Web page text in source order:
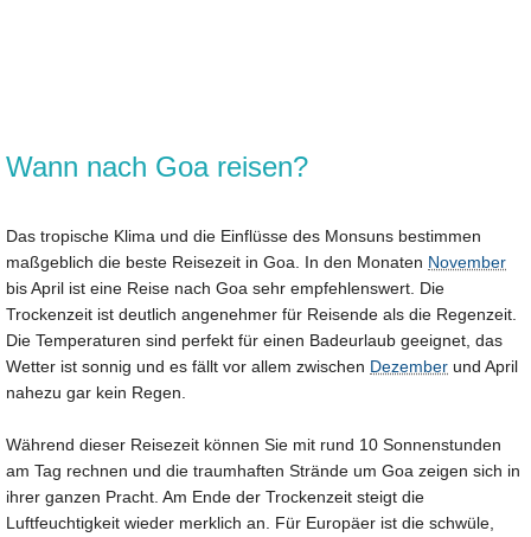
Wann nach Goa reisen?
Das tropische Klima und die Einflüsse des Monsuns bestimmen
maßgeblich die beste Reisezeit in Goa. In den Monaten November
bis April ist eine Reise nach Goa sehr empfehlenswert. Die
Trockenzeit ist deutlich angenehmer für Reisende als die Regenzeit.
Die Temperaturen sind perfekt für einen Badeurlaub geeignet, das
Wetter ist sonnig und es fällt vor allem zwischen Dezember und April
nahezu gar kein Regen.
Während dieser Reisezeit können Sie mit rund 10 Sonnenstunden
am Tag rechnen und die traumhaften Strände um Goa zeigen sich in
ihrer ganzen Pracht. Am Ende der Trockenzeit steigt die
Luftfeuchtigkeit wieder merklich an. Für Europäer ist die schwüle,